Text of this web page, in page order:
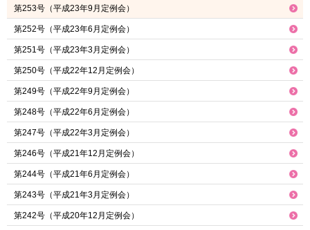
第253号（平成23年9月定例会）
第252号（平成23年6月定例会）
第251号（平成23年3月定例会）
第250号（平成22年12月定例会）
第249号（平成22年9月定例会）
第248号（平成22年6月定例会）
第247号（平成22年3月定例会）
第246号（平成21年12月定例会）
第244号（平成21年6月定例会）
第243号（平成21年3月定例会）
第242号（平成20年12月定例会）